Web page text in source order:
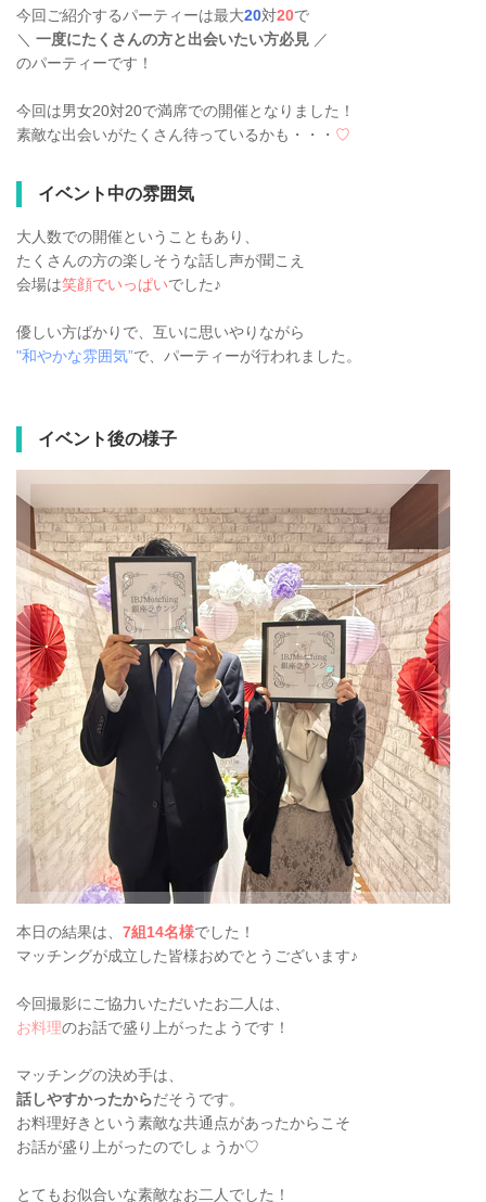
今回ご紹介するパーティーは最大20対20で
＼ 一度にたくさんの方と出会いたい方必見 ／
のパーティーです！
今回は男女20対20で満席での開催となりました！
素敵な出会いがたくさん待っているかも・・・ ♡
イベント中の雰囲気
大人数での開催ということもあり、
たくさんの方の楽しそうな話し声が聞こえ
会場は笑顔でいっぱいでした♪
優しい方ばかりで、互いに思いやりながら
"和やかな雰囲気”で、パーティーが行われました。
イベント後の様子
本日の結果は、 7組14名様でした！
マッチングが成立した皆様おめでとうございます♪
今回撮影にご協力いただいたお二人は、
お料理のお話で盛り上がったようです！
マッチングの決め手は、
話しやすかったからだそうです。
お料理好きという素敵な共通点があったからこそ
お話が盛り上がったのでしょうか♡
とてもお似合いな素敵なお二人でした！